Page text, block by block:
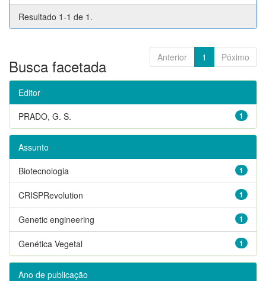
Resultado 1-1 de 1.
Anterior 1 Póximo
Busca facetada
Editor
1
PRADO, G. S.
Assunto
1
Biotecnologia
1
CRISPRevolution
1
Genetic engineering
1
Genética Vegetal
Ano de publicação